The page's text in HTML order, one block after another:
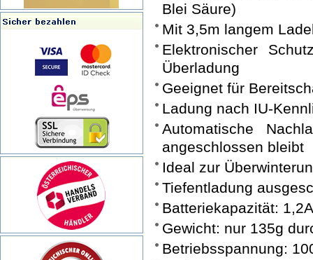
Blei Säure)
Mit 3,5m langem
Elektronischer
Überladung
Geeignet für
Ladung nach IU-
Automatische
angeschlossen bleibt
Ideal zur
Tiefentladung
Batteriekapazität:
Gewicht: nur 135g
Betriebsspannung: